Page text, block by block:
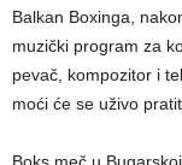
Balkan Boxinga,
muzički program za
pevač, kompozitor i
moći će se uživo
Boks meč u